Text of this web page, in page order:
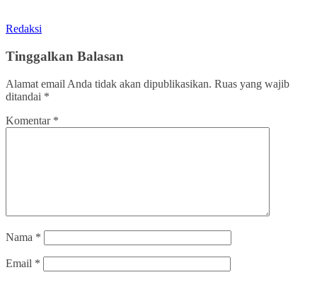
Redaksi
Tinggalkan Balasan
Alamat email Anda tidak akan dipublikasikan. Ruas yang wajib
ditandai *
Komentar *
Nama *
Email *